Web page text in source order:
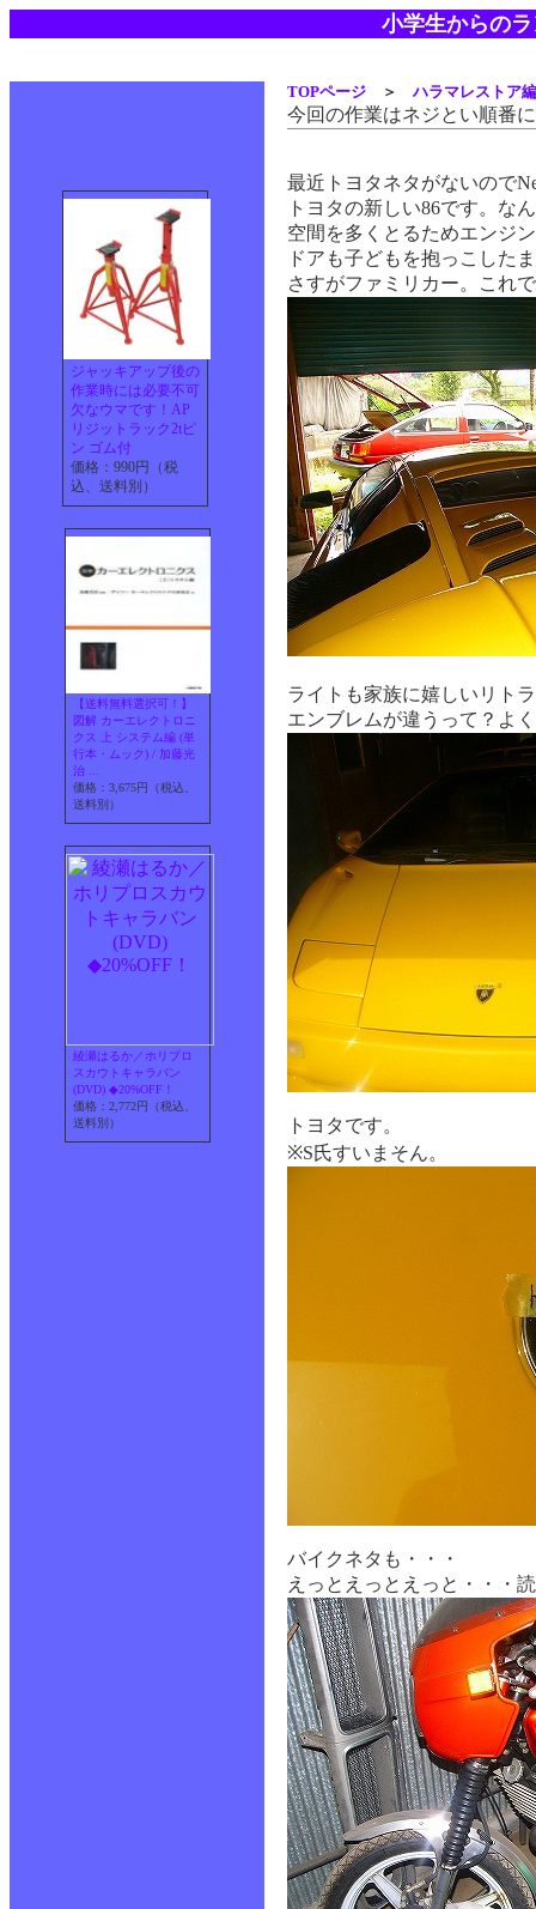
小学生からの
TOPページ ＞ ハラマレストア編
今回の作業はネジとい順番
ジャッキアップ後の
作業時には必要不可
欠なウマです！AP
リジットラック2tピ
ン ゴム付
価格：990円（税
込、送料別）
【送料無料選択可！】
図解 カーエレクトロニ
クス 上 システム編 (単
行本・ムック) / 加藤光
治 ...
価格：3,675円（税込、
送料別）
綾瀬はるか／ホリプロ
スカウトキャラバン
(DVD) ◆20%OFF！
価格：2,772円（税込、
送料別）
最近トヨタネタがないので
トヨタの新しい86です。な
空間を多くとるためエンジ
ドアも子どもを抱っこした
さすがファミリカー。これ
ライトも家族に嬉しいリト
エンブレムが違うって？よ
トヨタです。
※S氏すいまそん。
バイクネタも・・・
えっとえっとえっと・